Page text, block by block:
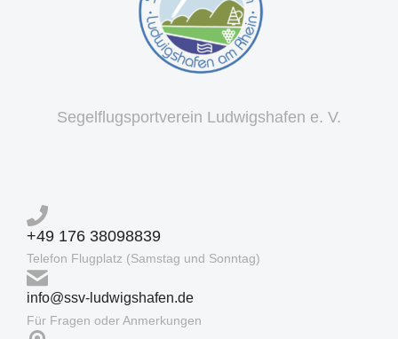
Segelflugsportverein Ludwigshafen e. V.
+49 176 38098839
Telefon Flugplatz (Samstag und Sonntag)
info@ssv-ludwigshafen.de
Für Fragen oder Anmerkungen